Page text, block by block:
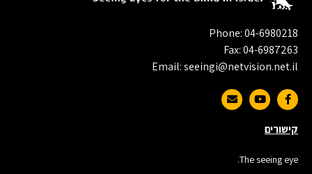
Phone: 04-6980218
Fax: 04-6987263
Email: seeingi@netvision.net.il
קישורים
The seeing eye.